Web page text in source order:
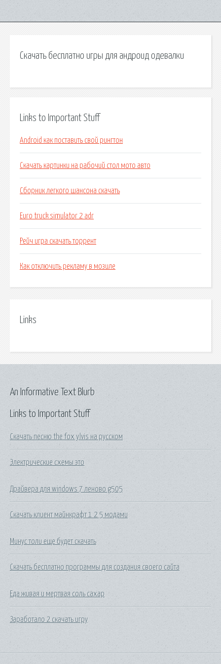
Скачать бесплатно игры для андроид одевалки
Links to Important Stuff
Android как поставить свой рингтон
Скачать картинки на рабочий стол мото авто
Сборник легкого шансона скачать
Euro truck simulator 2 adr
Рейч игра скачать торрент
Как отключить рекламу в мозиле
Links
Links to Important Stuff
Скачать песню the fox ylvis на русском
Электрические схемы это
Драйвера для windows 7 леново g505
Скачать клиент майнкрафт 1 2 5 модами
Минус толи еще будет скачать
Скачать бесплатно программы для создания своего сайта
Еда живая и мертвая соль сахар
Заработало 2 скачать игру
An Informative Text Blurb